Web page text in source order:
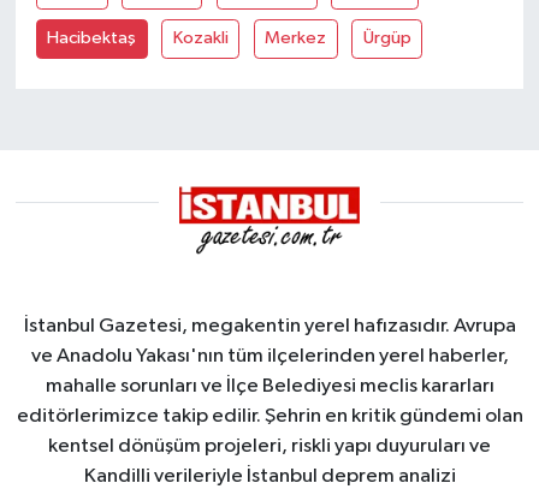
Hacibektaş Kozakli Merkez Ürgüp
İstanbul Gazetesi, megakentin yerel hafızasıdır. Avrupa
ve Anadolu Yakası'nın tüm ilçelerinden yerel haberler,
mahalle sorunları ve İlçe Belediyesi meclis kararları
editörlerimizce takip edilir. Şehrin en kritik gündemi olan
kentsel dönüşüm projeleri, riskli yapı duyuruları ve
Kandilli verileriyle İstanbul deprem analizi